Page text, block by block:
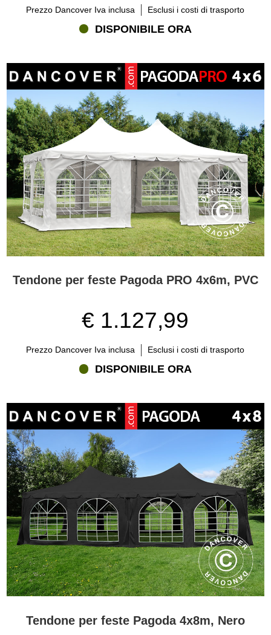
Prezzo Dancover Iva inclusa Esclusi i costi di trasporto
DISPONIBILE ORA
Tendone per feste Pagoda PRO 4x6m, PVC
€ 1.127,99
Prezzo Dancover Iva inclusa Esclusi i costi di trasporto
DISPONIBILE ORA
Tendone per feste Pagoda 4x8m, Nero